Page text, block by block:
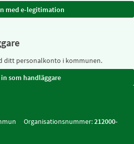
ditt personalkonto i kommunen.
Organisationsnummer:212000-